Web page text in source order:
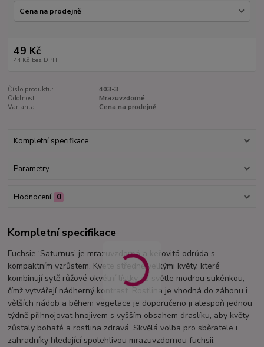
49 Kč
44 Kč bez DPH
Číslo produktu:
403-3
Odolnost:
Mrazuvzdorné
Varianta:
Cena na prodejně
Kompletní specifikace
Parametry
Hodnocení 0
Kompletní specifikace
Fuchsie ‘Saturnus’ je mrazuvzdorná a keřovitá odrůda s
kompaktním vzrůstem. Kvete středně velkými květy, které
kombinují sytě růžové okvětní lístky se světle modrou sukénkou,
čímž vytvářejí nádherný kontrast. Rostlina je vhodná do záhonu i
větších nádob a během vegetace je doporučeno ji alespoň jednou
týdně přihnojovat hnojivem s vyšším obsahem draslíku, aby květy
zůstaly bohaté a rostlina zdravá. Skvělá volba pro sběratele i
zahradníky hledající spolehlivou mrazuvzdornou fuchsii.